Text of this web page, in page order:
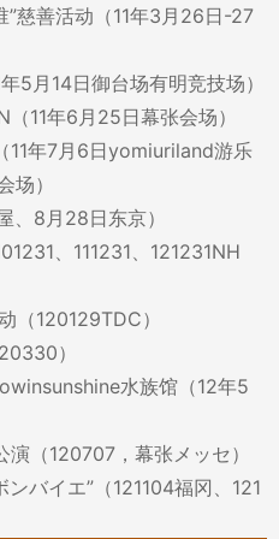
”慈善活动（11年3月26日-27
5月14日御台场有明竞技场）
11年6月25日幕张会场）
11年7月6日yomiuriland游乐
场）
、8月28日东京）
、111231、121231NH
（120129TDC）
）
水族馆（12年5
（120707，幕张メッセ）
バイエ”（121104福冈、121